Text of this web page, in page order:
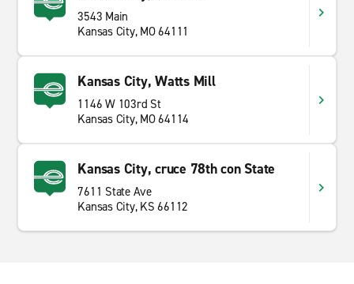
3543 Main
Kansas City, MO 64111
Kansas City, Watts Mill
1146 W 103rd St
Kansas City, MO 64114
Kansas City, cruce 78th con State
7611 State Ave
Kansas City, KS 66112